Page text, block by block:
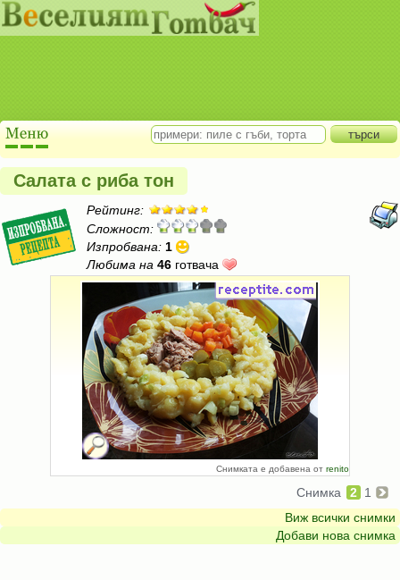
Салата с риба тон
Рейтинг:
Сложност:
Изпробвана: 1
Любима на 46 готвача
Снимката е добавена от renito
Снимка 2
1
Виж всички снимки
Добави нова снимка